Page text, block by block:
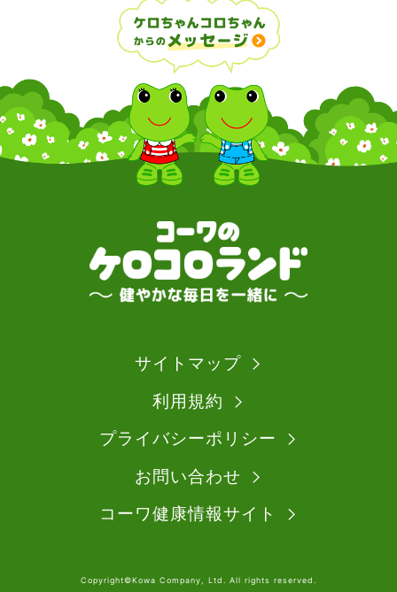
サイトマップ
利用規約
プライバシーポリシー
お問い合わせ
コーワ健康情報サイト
Copyright©Kowa Company, Ltd. All rights reserved.